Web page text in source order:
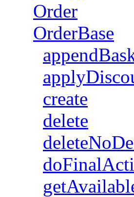
Order
OrderBase
create
delete